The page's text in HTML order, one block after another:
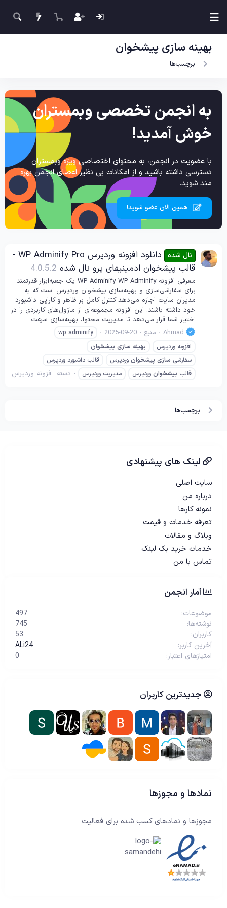
بهینه سازی پیشخوان
برچسب‌ها
به انجمن تخصصی وبمستران
خوش آمدید!
با عضویت در انجمن، به محتوای اختصاصی ویژه وبمستران
دسترسی داشته باشید و از امکانات بی نظیر اعضای انجمن بهره
مند شوید.
همین الان عضو شوید!
نال شده
دانلود افزونه وردپرس WP Adminify Pro -
قالب پیشخوان ادمینیفای پرو نال شده 4.0.5.2
معرفی افزونه WP Adminify WP Adminify یک جعبه‌ابزار قدرتمند
برای سفارشی‌سازی و بهینه‌سازی پیشخوان وردپرس است که به
مدیران سایت اجازه می‌دهد کنترل کامل بر ظاهر و کارایی داشبورد
خود داشته باشند. این افزونه مجموعه‌ای از ماژول‌های کاربردی را در
اختیار شما قرار می‌دهد تا مدیریت محتوا، بهینه‌سازی سرعت...
Ahmad
منبع 2025-09-20
wp adminify
افزونه وردپرس
بهینه سازی پیشخوان
سفارشی سازی پیشخوان وردپرس
قالب داشبورد وردپرس
قالب پیشخوان وردپرس مدیریت وردپرس دسته: افزونه وردپرس
برچسب‌ها
لینک های پیشنهادی
سایت اصلی
درباره من
نمونه کارها
تعرفه خدمات و قیمت
وبلاگ و مقالات
خدمات خرید بک لینک
تماس با من
آمار انجمن
موضوعات
497
نوشته‌ها
745
کاربران
53
آخرین کاربر
ALi24
امتیازهای اعتبار
0
جدیدترین کاربران
نمادها و مجوزها
مجوزها و نمادهای کسب شده برای فعالیت